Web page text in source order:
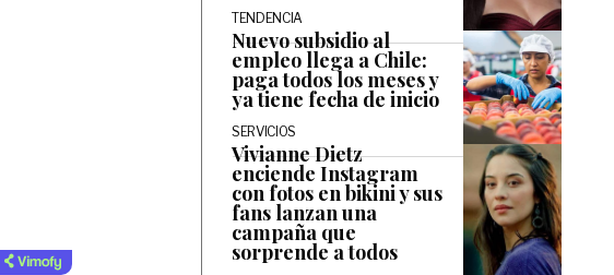
TENDENCIA
Nuevo subsidio al
empleo llega a Chile:
paga todos los meses y
ya tiene fecha de inicio
SERVICIOS
Vivianne Dietz
enciende Instagram
con fotos en bikini y sus
fans lanzan una
campaña que
sorprende a todos